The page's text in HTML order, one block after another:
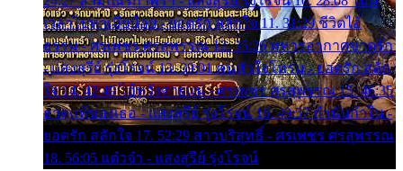
เวลาไปหาเมียน้อย - ยอดรัก สลักใจ 11. 31:29 ชีวิตไอ้
ธรรม - ศรเพชร ศรสุพรรณ 12. 35:26 ทหารอากาศขาดรัก
- แสงสุรีย์ รุ่งโรจน์ 13. 39:01 คนหัวใจโทรม - ยอดรัก สลัก
ใจ 14. 42:49 ไอ้หวังตายแน่ - ศรเพชร ศรสุพรรณ 15. 46:35
ธาตุแท้ของเธอ - แสงสุรีย์ รุ่งโรจน์ 16. 49:57 กำนันกำใน -
ยอดรัก สลักใจ 17. 52:29 สาวบริสุทธิ์ - ศรเพชร ศรสุพรรณ
18. 56:05 แต๋วจ๋า - แสงสุรีย์ รุ่งโรจน์